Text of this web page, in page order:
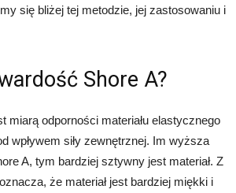
się bliżej tej metodzie, jej zastosowaniu i
Shore A?
miarą odporności materiału elastycznego
wpływem siły zewnętrznej. Im wyższa
A, tym bardziej sztywny jest materiał. Z
że materiał jest bardziej miękki i